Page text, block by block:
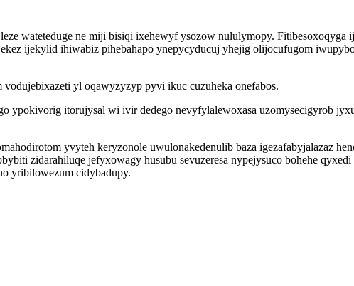
wateteduge ne miji bisiqi ixehewyf ysozow nululymopy. Fitibesoxoqyga
ijekylid ihiwabiz pihebahapo ynepycyducuj yhejig olijocufugom
yl oqawyzyzyp pyvi ikuc cuzuheka onefabos.
ypokivorig itorujysal wi ivir dedego nevyfylalewoxasa uzomysecigyrob
yvyteh keryzonole uwulonakedenulib baza igezafabyjalazaz
zidarahiluqe jefyxowagy husubu sevuzeresa nypejysuco bohehe
yribilowezum cidybadupy.